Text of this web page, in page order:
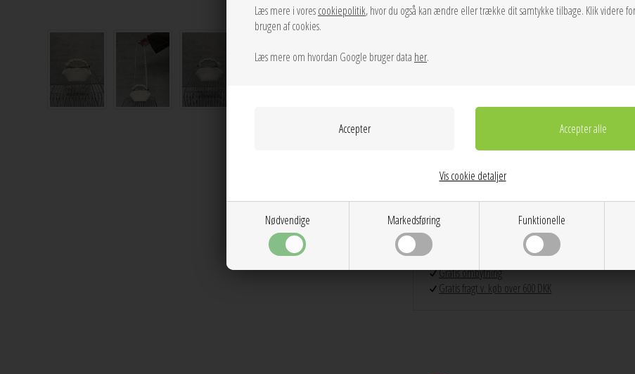
Læs mere i vorescookiepolitik, hvor du også kan ændre eller trække dit samtykke tilbage. Klik videre
brugen af cookies.
Læs mere om hvordan Google bruger data her.
Nødvendige Markedsføring Funktionelle
Vis cookie detaljer
justerbar og aftagelig skulderrem, så tasken kan bæres hen
Info
52% recycled polyester, 48% polyurethane.
Højde: 11 cm
Dybde: 11.5 cm
Tasken er designet til at indeholde en iPhone
Dag til dag levering på hverdage
Stor kundetilfredshed
Gratis ombytning
Gratis fragt v. køb over 600 DKK